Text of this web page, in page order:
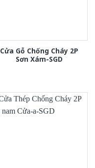
Cửa Gỗ Chống Cháy 2P
Sơn Xám-SGD